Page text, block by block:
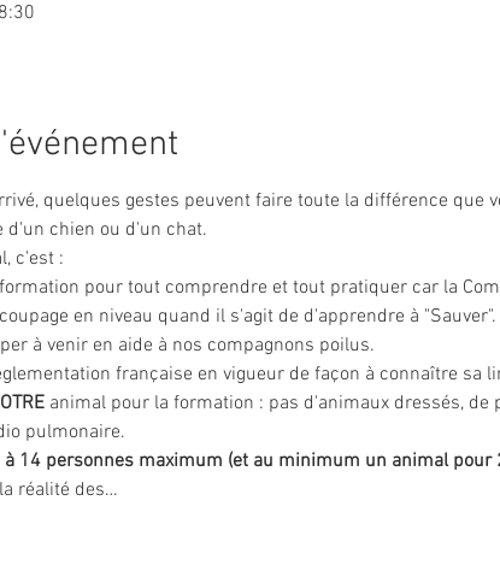
quelques gestes peuvent faire toute la différence que
chien ou d'un chat.
c'est :
pour tout comprendre et tout pratiquer car la
en niveau quand il s'agit de d'apprendre à
à venir en aide à nos compagnons poilus.
française en vigueur de façon à connaître sa
animal pour la formation : pas d'animaux dressés, de
pulmonaire.
14 personnes maximum (et au minimum un animal pour
réalité des…